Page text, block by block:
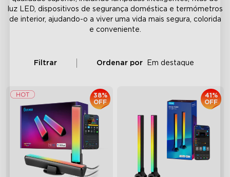
luz LED, dispositivos de segurança doméstica e termómetros
de interior, ajudando-o a viver uma vida mais segura, colorida
e conveniente.
Filtrar Ordenar por Em destaque
38%
OFF
41%
OFF